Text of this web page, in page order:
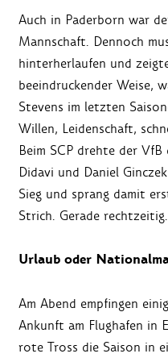
Auch in Paderborn war
Mannschaft. Dennoch
hinterherlaufen und
beeindruckender Weise,
Stevens im letzten
Willen, Leidenschaft,
Beim SCP drehte der
Didavi und Daniel
Sieg und sprang damit
Strich. Gerade rechtzeitig.
Urlaub oder
Am Abend empfingen
Ankunft am Flughafen in
rote Tross die Saison in